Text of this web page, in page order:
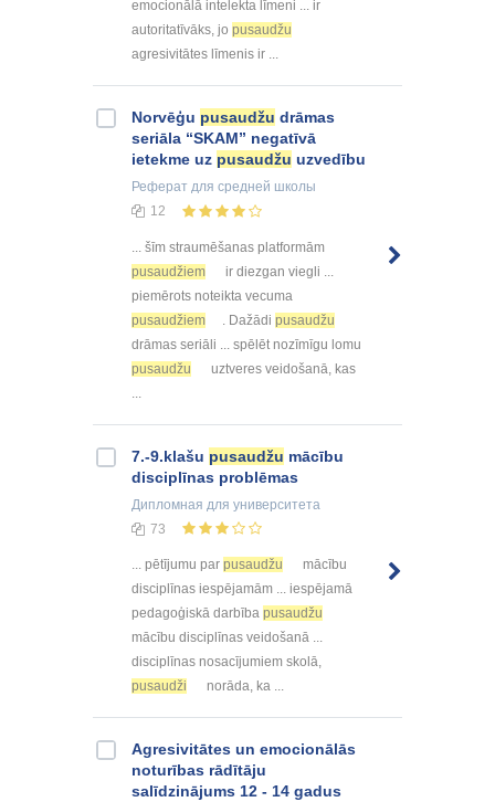
emocionālā intelekta līmeni ... ir
autoritatīvāks, jo pusaudžu
agresivitātes līmenis ir ...
Norvēģu pusaudžu drāmas
seriāla “SKAM” negatīvā
ietekme uz pusaudžu uzvedību
Реферат для средней школы
12
... šīm straumēšanas platformām
pusaudžiem
ir diezgan viegli ...
piemērots noteikta vecuma
pusaudžiem
. Dažādi pusaudžu
drāmas seriāli ... spēlēt nozīmīgu lomu
pusaudžu
uztveres veidošanā, kas
7.-9.klašu pusaudžu mācību
disciplīnas problēmas
Дипломная для университета
73
... pētījumu par pusaudžu
mācību
disciplīnas iespējamām ... iespējamā
pedagoģiskā darbība pusaudžu
mācību disciplīnas veidošanā ...
disciplīnas nosacījumiem skolā,
pusaudži
norāda, ka ...
Agresivitātes un emocionālās
noturības rādītāju
salīdzinājums 12 - 14 gadus